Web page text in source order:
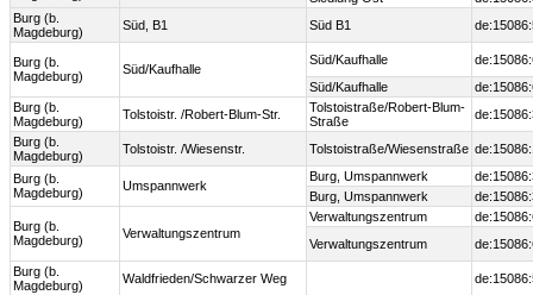
Burg (b.
Magdeburg)
Süd, B1 Süd B1
Burg (b.
Magdeburg)
Süd/Kaufhalle
Süd/Kaufhalle
Süd/Kaufhalle
Burg (b.
Magdeburg)
Tolstoistr. /Robert-Blum-Str.
Tolstoistraße/Robert-Blum-
Straße
Burg (b.
Magdeburg)
Tolstoistr. /Wiesenstr. Tolstoistraße/Wiesenstraße
Burg (b.
Magdeburg)
Umspannwerk
Burg, Umspannwerk
Burg, Umspannwerk
Burg (b.
Magdeburg)
Verwaltungszentrum
Verwaltungszentrum
Verwaltungszentrum
Burg (b.
Magdeburg)
Waldfrieden/Schwarzer Weg